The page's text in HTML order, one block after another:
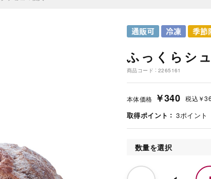
ふっくらシ
商品コード 2265161
本体価格 ￥340 税込 ￥
取得ポイント 3ポイント
数量を選択